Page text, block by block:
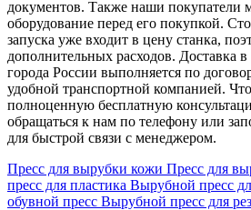
документов. Также наши покупатели
оборудование перед его покупкой.
запуска уже входит в цену станка,
дополнительных расходов. Доставка
города России выполняется по
удобной транспортной компанией.
полноценную бесплатную
обращаться к нам по телефону или
для быстрой связи с менеджером.
Пресс для вырубки кожи Пресс для
пресс для пластика Вырубной пресс
обувной пресс Вырубной пресс для